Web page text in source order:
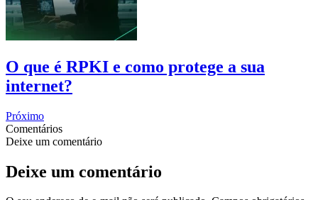
O que é RPKI e como protege a sua
internet?
Próximo
Comentários
Deixe um comentário
Deixe um comentário